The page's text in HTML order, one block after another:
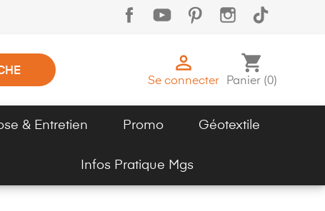

Se connecter
shopping_cart
Panier (0)
& Entretien Promo Géotextile
Infos Pratique Mgs